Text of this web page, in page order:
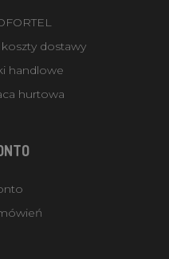
dostawy
handlowe
hurtowa